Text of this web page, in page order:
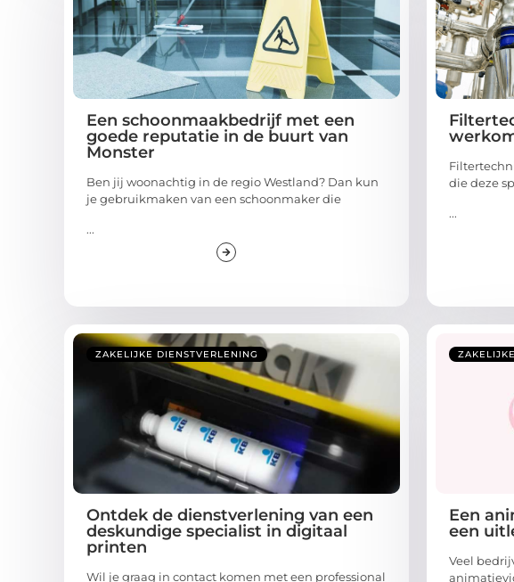
Een schoonmaakbedrijf met een
goede reputatie in de buurt van
Monster
Ben jij woonachtig in de regio Westland? Dan kun
je gebruikmaken van een schoonmaker die
...
die deze
...
ZAKELIJKE DIENSTVERLENING
Ontdek de dienstverlening van een
deskundige specialist in digitaal
printen
Wil je graag in contact komen met een professional
Een
een
Veel